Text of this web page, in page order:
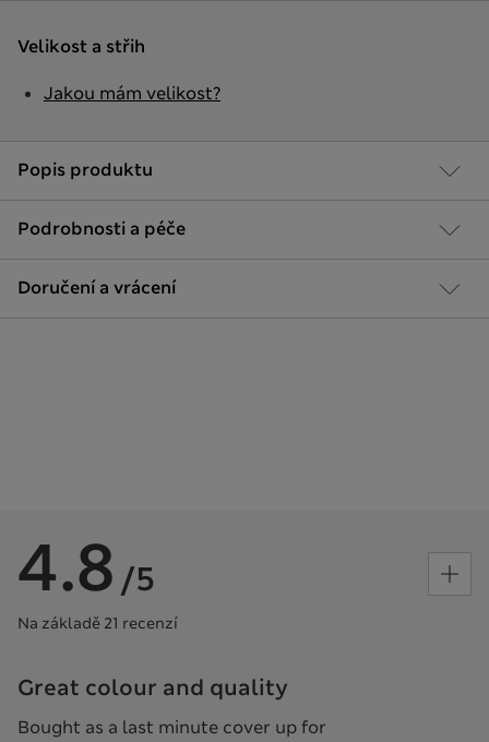
Popis produktu
Podrobnosti a péče
Doručení a vrácení
Velikost a střih
Jakou mám velikost?
4.8 /5
Na základě 21 recenzí
Great colour and quality
Bought as a last minute cover up for